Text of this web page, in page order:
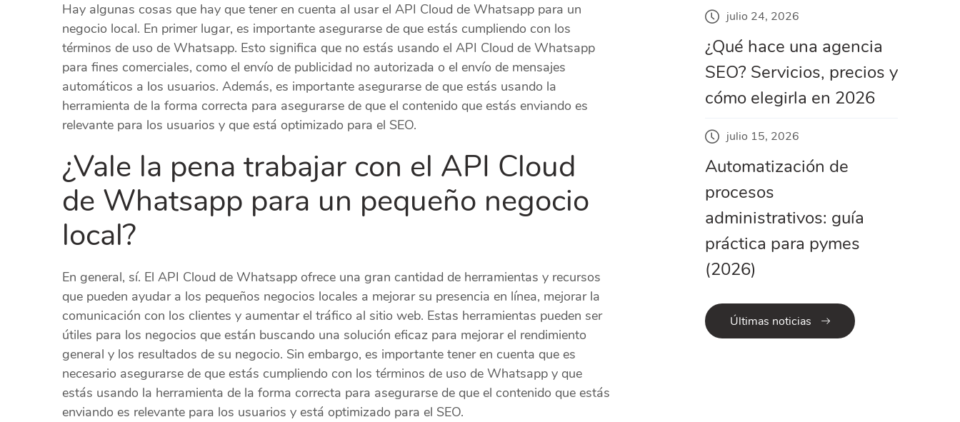
Hay algunas cosas que hay que tener en cuenta al usar el API Cloud de Whatsapp para un
negocio local. En primer lugar, es importante asegurarse de que estás cumpliendo con los
términos de uso de Whatsapp. Esto significa que no estás usando el API Cloud de Whatsapp
para fines comerciales, como el envío de publicidad no autorizada o el envío de mensajes
automáticos a los usuarios. Además, es importante asegurarse de que estás usando la
herramienta de la forma correcta para asegurarse de que el contenido que estás enviando es
relevante para los usuarios y que está optimizado para el SEO.
¿Vale la pena trabajar con el API Cloud
de Whatsapp para un pequeño negocio
local?
En general, sí. El API Cloud de Whatsapp ofrece una gran cantidad de herramientas y recursos
que pueden ayudar a los pequeños negocios locales a mejorar su presencia en línea, mejorar la
comunicación con los clientes y aumentar el tráfico al sitio web. Estas herramientas pueden ser
útiles para los negocios que están buscando una solución eficaz para mejorar el rendimiento
general y los resultados de su negocio. Sin embargo, es importante tener en cuenta que es
necesario asegurarse de que estás cumpliendo con los términos de uso de Whatsapp y que
estás usando la herramienta de la forma correcta para asegurarse de que el contenido que estás
enviando es relevante para los usuarios y está optimizado para el SEO.
julio 24, 2026
¿Qué hace una agencia
SEO? Servicios, precios y
cómo elegirla en 2026
julio 15, 2026
Automatización de
procesos
administrativos: guía
práctica para pymes
(2026)
Últimas noticias